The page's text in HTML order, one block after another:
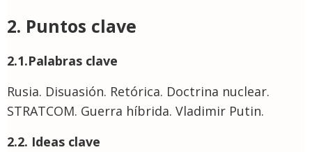
2. Puntos clave
2.1.Palabras clave
Rusia. Disuasión. Retórica. Doctrina nuclear.
STRATCOM. Guerra híbrida. Vladimir Putin.
2.2. Ideas clave